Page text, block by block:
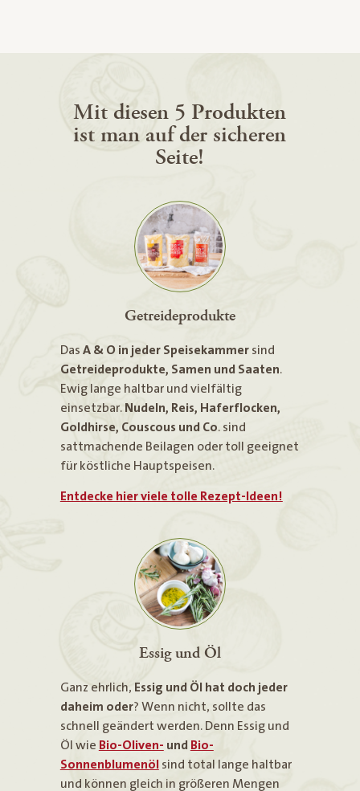
Mit diesen 5 Produkten
ist man auf der sicheren
Seite!
Getreideprodukte
Das A & O in jeder Speisekammersind
Getreideprodukte, Samen und Saaten.
Ewig lange haltbar und vielfältig
einsetzbar. Nudeln, Reis, Haferflocken,
Goldhirse, Couscous und Co. sind
sattmachende Beilagen oder toll geeignet
für köstliche Hauptspeisen.
Entdecke hier viele tolle Rezept-Ideen!
Essig und Öl
Ganz ehrlich, Essig und Öl hat doch jeder
daheim oder? Wenn nicht, sollte das
schnell geändert werden. Denn Essig und
Öl wie Bio-Oliven- und Bio-
Sonnenblumenöl sind total lange haltbar
und können gleich in größeren Mengen